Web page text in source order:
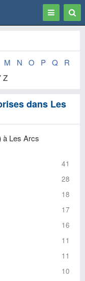
Toggle
M N O P Q
R
Z
dans Les
à Les Arcs
41
28
18
17
16
11
11
10